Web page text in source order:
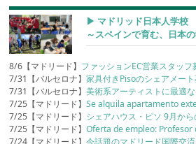
▶︎ マドリッド日本人学校
～スペインで育む、日本
8/6【マドリード】 ファッションEC営業スタッフ
7/31【バルセロナ】家具付きPisoのシェアメー
7/31【バルセロナ】美術系アーティストに最適
7/25【マドリード】Se alquila apartamento
7/25【マドリード】 シェアハウス・ピソ 9月か
7/25【マドリード】Oferta de empleo:
7/24【マドリード】今話題のマドリード国際交